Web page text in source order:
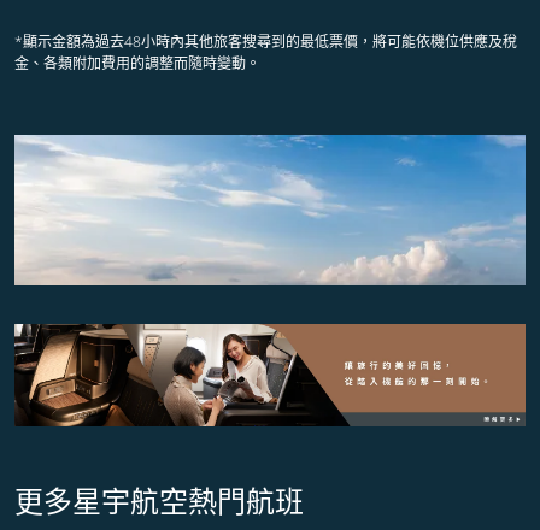
*顯示金額為過去48小時內其他旅客搜尋到的最低票價，將可能依機位供應及稅
金、各類附加費用的調整而隨時變動。
更多星宇航空熱門航班